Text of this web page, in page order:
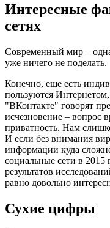
Интересные
сетях
Современный мир –
уже ничего не поделать.
Конечно, еще есть
пользуются
"ВКонтакте" говорят
исчезновение – вопрос
приватность. Нам
И если без внимания
информации куда
социальные сети в 2015
результатов
равно довольно
Сухие цифры